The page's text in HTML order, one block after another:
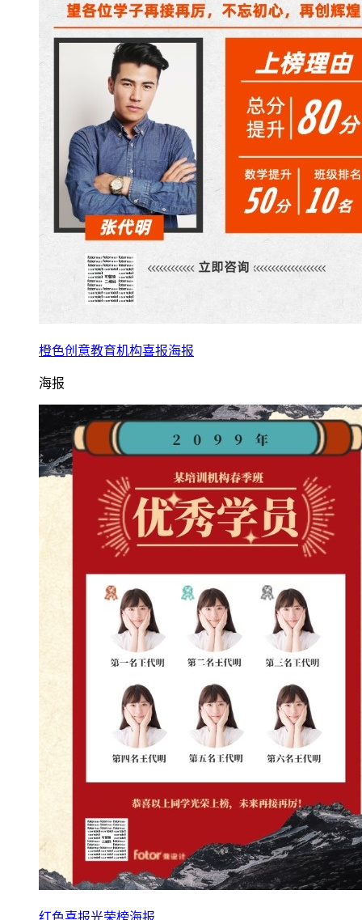
橙色创意教育机构喜报海报
海报
红色喜报光荣榜海报